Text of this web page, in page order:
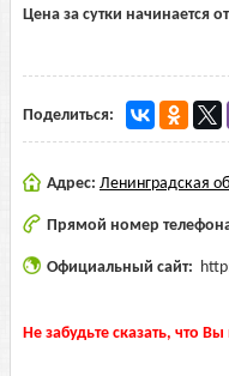
Цена за сутки начинается
Поделиться:
Адрес: Ленинградская
Прямой номер
Официальный сайт:
Не забудьте сказать, что